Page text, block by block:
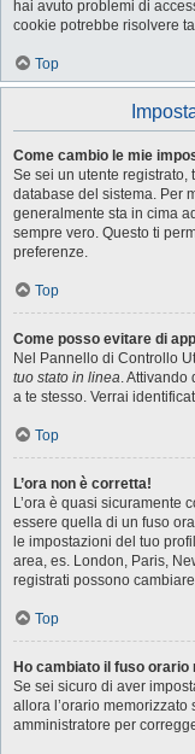
hai avuto problemi di
cookie potrebbe risolvere
Top
Come cambio le mie
Se sei un utente registrato,
database del sistema. Per
generalmente sta in cima
sempre vero. Questo ti
preferenze.
Top
Come posso evitare di
Nel Pannello di Controllo
tuo stato in linea. Attivando
a te stesso. Verrai
Top
L’ora non è corretta!
L’ora è quasi sicuramente
essere quella di un fuso
le impostazioni del tuo
area, es. London, Paris,
registrati possono
Top
Ho cambiato il fuso orario
Se sei sicuro di aver
allora l’orario memorizzato
amministratore per